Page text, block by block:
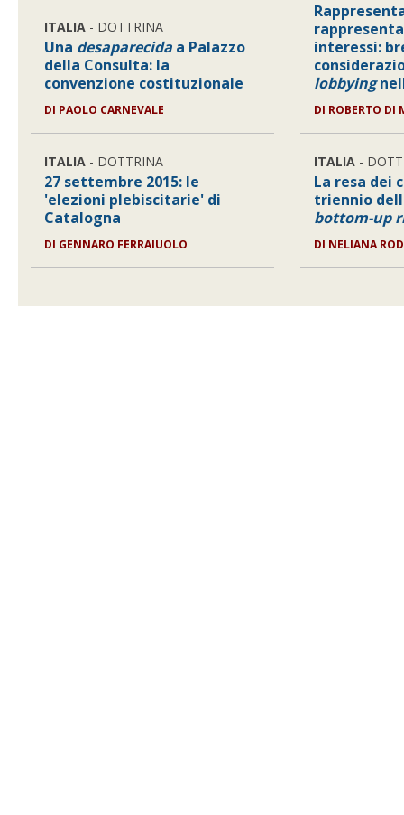
ITALIA - DOTTRINA
Una desaparecida a Palazzo
della Consulta: la
convenzione costituzionale
DI PAOLO CARNEVALE
ITALIA - DOTTRINA
27 settembre 2015: le
'elezioni plebiscitarie' di
Catalogna
DI GENNARO FERRAIUOLO
interessi:
lobbying
DI ROBERTO DI
ITALIA -
La resa dei
triennio
bottom-up
DI NELIANA